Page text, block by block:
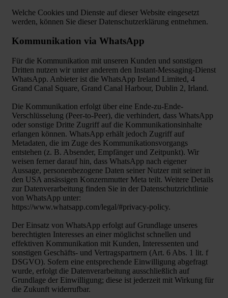
Welche Cookies und Dienste auf dieser Website eingesetzt
werden, können Sie dieser Datenschutzerklärung entnehmen.
Kommunikation via WhatsApp
Für die Kommunikation mit unseren Kunden und sonstigen
Dritten nutzen wir unter anderem den Instant-Messaging-Dienst
WhatsApp. Anbieter ist die WhatsApp Ireland Limited, 4
Grand Canal Square, Grand Canal Harbour, Dublin 2, Irland.
Die Kommunikation erfolgt über eine Ende-zu-Ende-
Verschlüsselung (Peer-to-Peer), die verhindert, dass WhatsApp
oder sonstige Dritte Zugriff auf die Kommunikationsinhalte
erlangen können. WhatsApp erhält jedoch Zugriff auf
Metadaten, die im Zuge des Kommunikationsvorgangs
entstehen (z. B. Absender, Empfänger und Zeitpunkt). Wir
weisen ferner darauf hin, dass WhatsApp nach eigener
Aussage, personenbezogene Daten seiner Nutzer mit seiner in
den USA ansässigen Konzernmutter Meta teilt. Weitere Details
zur Datenverarbeitung finden Sie in der Datenschutzrichtlinie
von WhatsApp unter:
https://www.whatsapp.com/legal/#privacy-policy.
Der Einsatz von WhatsApp erfolgt auf Grundlage unseres
berechtigten Interesses an einer möglichst schnellen und
effektiven Kommunikation mit Kunden, Interessenten und
sonstigen Geschäfts- und Vertragspartnern (Art. 6 Abs. 1 lit. f
DSGVO). Sofern eine entsprechende Einwilligung abgefragt
wurde, erfolgt die Datenverarbeitung ausschließlich auf
Grundlage der Einwilligung; diese ist jederzeit mit Wirkung für
die Zukunft widerrufbar.